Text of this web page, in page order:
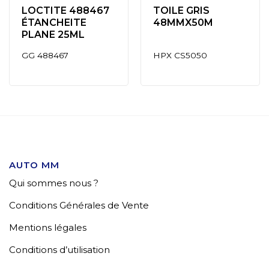
LOCTITE 488467
ÉTANCHEITE
PLANE 25ML
GG 488467
TOILE GRIS
48MMX50M
HPX CS5050
AUTO MM
Qui sommes nous ?
Conditions Générales de Vente
Mentions légales
Conditions d’utilisation